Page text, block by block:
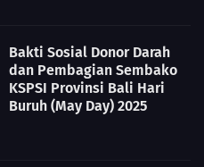
Bakti Sosial Donor Darah
dan Pembagian Sembako
KSPSI Provinsi Bali Hari
Buruh (May Day) 2025